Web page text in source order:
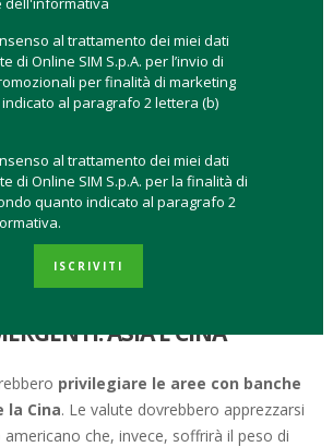
sui mercati emergenti deve tenere conto di
qui non aveva avuto un peso così
delle banche centrali. Il concetto di
come un unico blocco è
in tre blocchi:
e banche centrali che si
controllarla
centrali che restano ferme
ASIA E CINA
privilegiare le aree con banche
Cina. Le valute dovrebbero apprezzarsi
che, invece, soffrirà il peso di
al trattamento dei miei dati
di Online SIM S.p.A. per l’invio di
per finalità di marketing
al paragrafo 2 lettera (b)
al trattamento dei miei dati
di Online SIM S.p.A. per la finalità di
quanto indicato al paragrafo 2
ISCRIVITI